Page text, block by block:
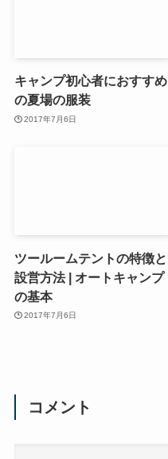
キャンプ初心者におすすめ
の夏場の服装
2017年7月6日
ツールームテントの特徴と
設営方法 | オートキャンプ
の基本
2017年7月6日
コメント